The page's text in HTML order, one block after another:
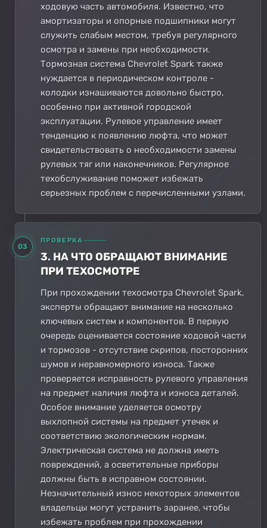
ходовую часть автомобиля. Известно, что
амортизаторы и опорные подшипники могут
служить слабым местом, требуя регулярного
осмотра и замены при необходимости.
Тормозная система Chevrolet Spark также
нуждается в периодическом контроле -
колодки изнашиваются довольно быстро,
особенно при активной городской
эксплуатации. Рулевое управление имеет
тенденцию к появлению люфта, что может
свидетельствовать о необходимости замены
рулевых тяг или наконечников. Регулярное
техобслуживание поможет избежать
серьезных проблем с перечисленными узлами.
03
ПРОВЕРКА
3. НА ЧТО ОБРАЩАЮТ ВНИМАНИЕ
ПРИ ТЕХОСМОТРЕ
При прохождении техосмотра Chevrolet Spark,
эксперты обращают внимание на несколько
ключевых систем и компонентов. В первую
очередь оценивается состояние ходовой части
и тормозов - отсутствие скрипов, посторонних
шумов и неравномерного износа. Также
проверяется исправность рулевого управления
на предмет наличия люфта и износа деталей.
Особое внимание уделяется осмотру
выхлопной системы на предмет утечек и
соответствию экологическим нормам.
Электрическая система не должна иметь
повреждений, а осветительные приборы
должны быть в исправном состоянии.
Незначительный износ некоторых элементов
владельцы могут устранить заранее, чтобы
избежать проблем при прохождении